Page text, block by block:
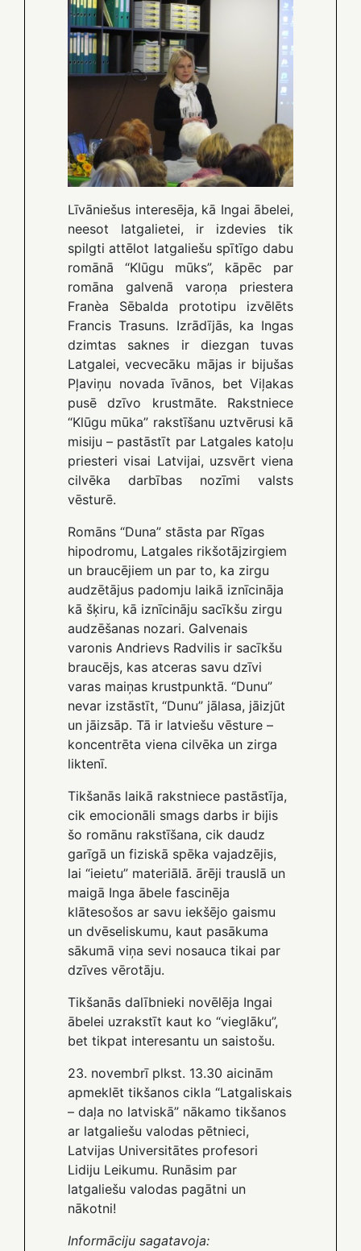
Līvāniešus interesēja, kā Ingai ābelei,
neesot latgalietei, ir izdevies tik
spilgti attēlot latgaliešu spītīgo dabu
romānā “Klūgu mūks”, kāpēc par
romāna galvenā varoņa priestera
Franèa Sēbalda prototipu izvēlēts
Francis Trasuns. Izrādījās, ka Ingas
dzimtas saknes ir diezgan tuvas
Latgalei, vecvecāku mājas ir bijušas
Pļaviņu novada īvānos, bet Viļakas
pusē dzīvo krustmāte. Rakstniece
“Klūgu mūka” rakstīšanu uztvērusi kā
misiju – pastāstīt par Latgales katoļu
priesteri visai Latvijai, uzsvērt viena
cilvēka darbības nozīmi valsts
vēsturē.
Romāns “Duna” stāsta par Rīgas
hipodromu, Latgales rikšotājzirgiem
un braucējiem un par to, ka zirgu
audzētājus padomju laikā iznīcināja
kā šķiru, kā iznīcināju sacīkšu zirgu
audzēšanas nozari. Galvenais
varonis Andrievs Radvilis ir sacīkšu
braucējs, kas atceras savu dzīvi
varas maiņas krustpunktā. “Dunu”
nevar izstāstīt, “Dunu” jālasa, jāizjūt
un jāizsāp. Tā ir latviešu vēsture –
koncentrēta viena cilvēka un zirga
liktenī.
Tikšanās laikā rakstniece pastāstīja,
cik emocionāli smags darbs ir bijis
šo romānu rakstīšana, cik daudz
garīgā un fiziskā spēka vajadzējis,
lai “ieietu” materiālā. ārēji trauslā un
maigā Inga ābele fascinēja
klātesošos ar savu iekšējo gaismu
un dvēseliskumu, kaut pasākuma
sākumā viņa sevi nosauca tikai par
dzīves vērotāju.
Tikšanās dalībnieki novēlēja Ingai
ābelei uzrakstīt kaut ko “vieglāku”,
bet tikpat interesantu un saistošu.
23. novembrī plkst. 13.30 aicinām
apmeklēt tikšanos cikla “Latgaliskais
– daļa no latviskā” nākamo tikšanos
ar latgaliešu valodas pētnieci,
Latvijas Universitātes profesori
Lidiju Leikumu. Runāsim par
latgaliešu valodas pagātni un
nākotni!
Informāciju sagatavoja: